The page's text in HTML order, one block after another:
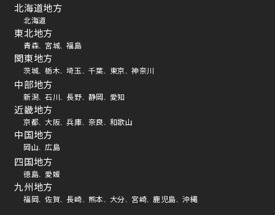
北海道地方
北海道
東北地方
青森、 宮城、 福島
関東地方
茨城、 栃木、 埼玉、 千葉、 東京、 神奈川
中部地方
新潟、 石川、 長野、 静岡、 愛知
近畿地方
京都、 大阪、 兵庫、 奈良、 和歌山
中国地方
岡山、 広島
四国地方
徳島、 愛媛
九州地方
福岡、 佐賀、 長崎、 熊本、 大分、 宮崎、 鹿児島、 沖縄